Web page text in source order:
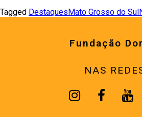
Tagged DestaquesMato Grosso do Sul
Fundação
NAS